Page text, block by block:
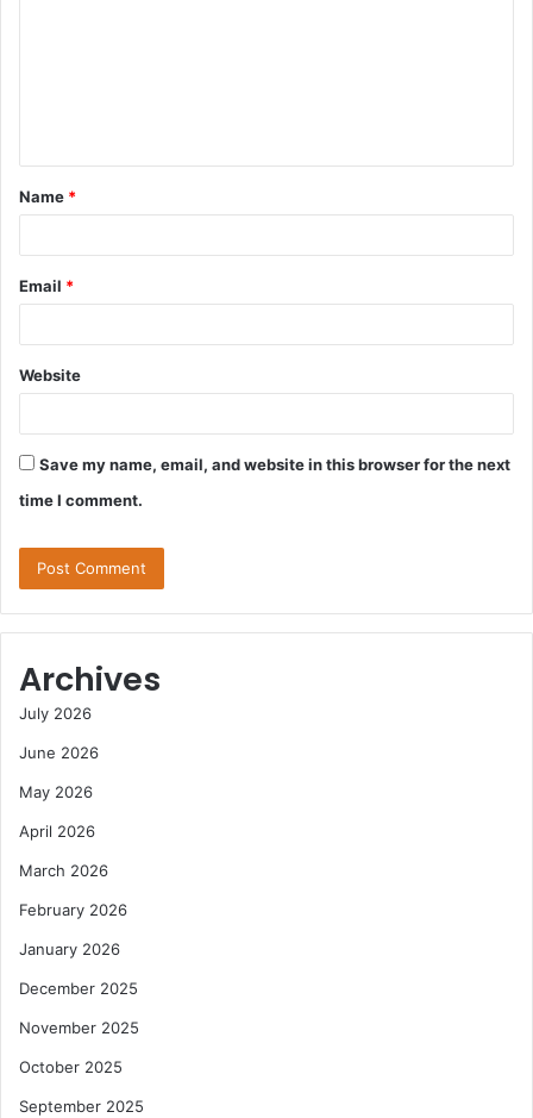
t
*
Name *
Email *
Website
Save my name, email, and website in this browser for the next
time I comment.
Archives
July 2026
June 2026
May 2026
April 2026
March 2026
February 2026
January 2026
December 2025
November 2025
October 2025
September 2025